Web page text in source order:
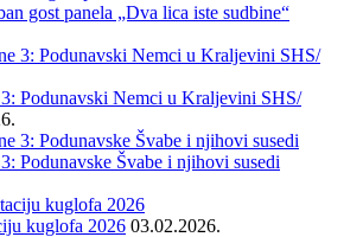
gost panela „Dva lica iste sudbine“
Podunavski Nemci u Kraljevini SHS/
Podunavske Švabe i njihovi susedi
kuglofa 2026 03.02.2026.